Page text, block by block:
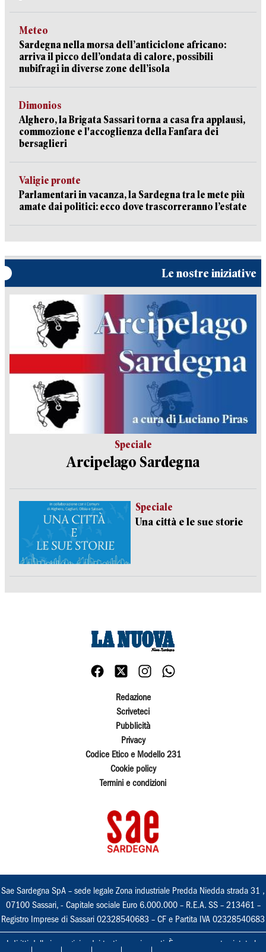
Meteo
Sardegna nella morsa dell’anticiclone africano:
arriva il picco dell’ondata di calore, possibili
nubifragi in diverse zone dell’isola
Dimonios
Alghero, la Brigata Sassari torna a casa fra applausi,
commozione e l'accoglienza della Fanfara dei
bersaglieri
Valigie pronte
Parlamentari in vacanza, la Sardegna tra le mete più
amate dai politici: ecco dove trascorreranno l’estate
Le nostre iniziative
Speciale
Arcipelago Sardegna
Speciale
Una città e le sue storie
Redazione
Scriveteci
Pubblicità
Privacy
Codice Etico e Modello 231
Cookie policy
Termini e condizioni
Sae Sardegna SpA – sede legale Zona industriale Predda Niedda strada 31 ,
07100 Sassari, - Capitale sociale Euro 6.000.000 – R.E.A. SS – 213461 –
Registro Imprese di Sassari 02328540683 – CF e Partita IVA 02328540683
I diritti delle immagini e dei testi sono riservati. È espressamente vietata la